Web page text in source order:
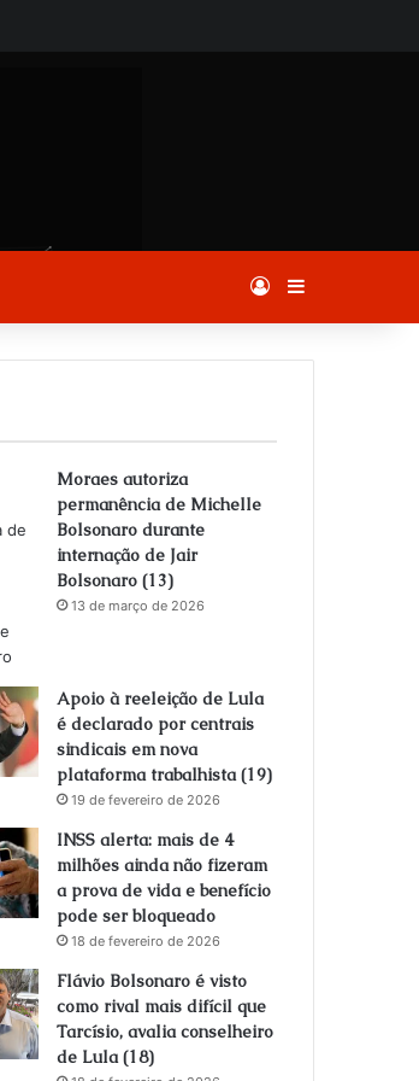
EntrarBarra Lateral
Moraes autoriza
permanência de Michelle
Bolsonaro durante
internação de Jair
Bolsonaro (13)
13 de março de 2026
Apoio à reeleição de Lula
é declarado por centrais
sindicais em nova
plataforma trabalhista (19)
19 de fevereiro de 2026
INSS alerta: mais de 4
milhões ainda não fizeram
a prova de vida e benefício
pode ser bloqueado
18 de fevereiro de 2026
Flávio Bolsonaro é visto
como rival mais difícil que
Tarcísio, avalia conselheiro
de Lula (18)